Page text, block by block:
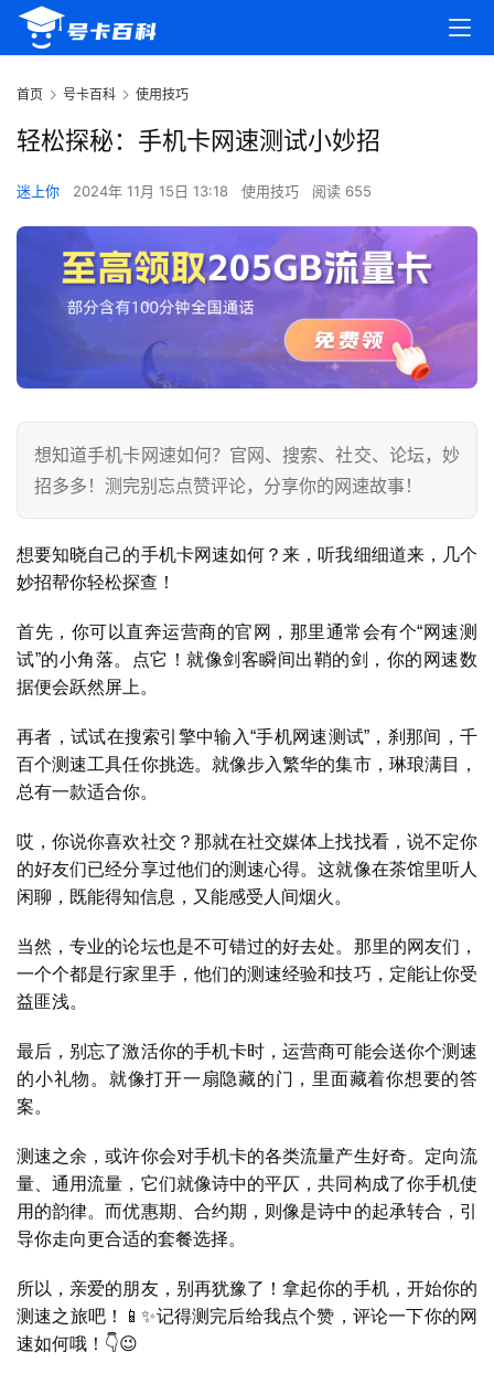
首
号
卡
百
科
防
知
识
首页 号卡百科 使用技巧
轻松探秘：手机卡网速测试小妙招
迷上你 2024年 11月 15日 13:18 使用技巧 阅读 655
想知道手机卡网速如何？官网、搜索、社交、论坛，妙
招多多！测完别忘点赞评论，分享你的网速故事！
想要知晓自己的手机卡网速如何？来，听我细细道来，几个
妙招帮你轻松探查！
首先，你可以直奔运营商的官网，那里通常会有个“网速测
试”的小角落。点它！就像剑客瞬间出鞘的剑，你的网速数
据便会跃然屏上。
再者，试试在搜索引擎中输入“手机网速测试”，刹那间，千
百个测速工具任你挑选。就像步入繁华的集市，琳琅满目，
总有一款适合你。
哎，你说你喜欢社交？那就在社交媒体上找找看，说不定你
的好友们已经分享过他们的测速心得。这就像在茶馆里听人
闲聊，既能得知信息，又能感受人间烟火。
当然，专业的论坛也是不可错过的好去处。那里的网友们，
一个个都是行家里手，他们的测速经验和技巧，定能让你受
益匪浅。
最后，别忘了激活你的手机卡时，运营商可能会送你个测速
的小礼物。就像打开一扇隐藏的门，里面藏着你想要的答
案。
测速之余，或许你会对手机卡的各类流量产生好奇。定向流
量、通用流量，它们就像诗中的平仄，共同构成了你手机使
用的韵律。而优惠期、合约期，则像是诗中的起承转合，引
导你走向更合适的套餐选择。
所以，亲爱的朋友，别再犹豫了！拿起你的手机，开始你的
测速之旅吧！📱✨记得测完后给我点个赞，评论一下你的网
速如何哦！👇😉